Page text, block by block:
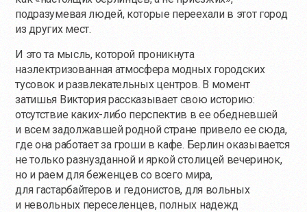
подразумевая людей, которые переехали в этот город
из других мест.
И это та мысль, которой проникнута
наэлектризованная атмосфера модных городских
тусовок и развлекательных центров. В момент
затишья Виктория рассказывает свою историю:
отсутствие каких-либо перспектив в ее обедневшей
и всем задолжавшей родной стране привело ее сюда,
где она работает за гроши в кафе. Берлин оказывается
не только разнузданной и яркой столицей вечеринок,
но и раем для беженцев со всего мира,
для гастарбайтеров и гедонистов, для вольных
и невольных переселенцев, полных надежд